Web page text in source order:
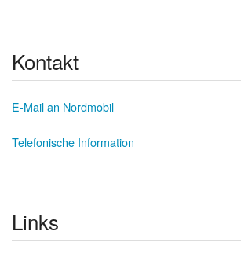
Kontakt
E-Mail an Nordmobil
Telefonische Information
Links